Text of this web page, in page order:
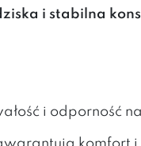
i stabilna
i odporność